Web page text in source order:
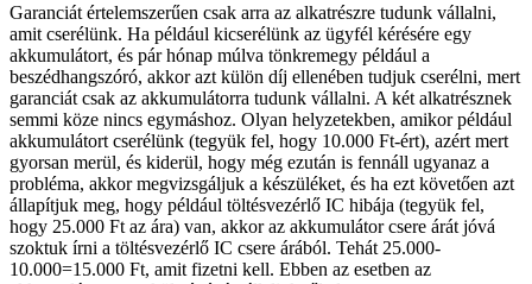
Garanciát értelemszerűen csak arra az alkatrészre tudunk vállalni,
amit cserélünk. Ha például kicserélünk az ügyfél kérésére egy
akkumulátort, és pár hónap múlva tönkremegy például a
beszédhangszóró, akkor azt külön díj ellenében tudjuk cserélni, mert
garanciát csak az akkumulátorra tudunk vállalni. A két alkatrésznek
semmi köze nincs egymáshoz. Olyan helyzetekben, amikor például
akkumulátort cserélünk (tegyük fel, hogy 10.000 Ft-ért), azért mert
gyorsan merül, és kiderül, hogy még ezután is fennáll ugyanaz a
probléma, akkor megvizsgáljuk a készüléket, és ha ezt követően azt
állapítjuk meg, hogy például töltésvezérlő IC hibája (tegyük fel,
hogy 25.000 Ft az ára) van, akkor az akkumulátor csere árát jóvá
szoktuk írni a töltésvezérlő IC csere árából. Tehát 25.000-
10.000=15.000 Ft, amit fizetni kell. Ebben az esetben az